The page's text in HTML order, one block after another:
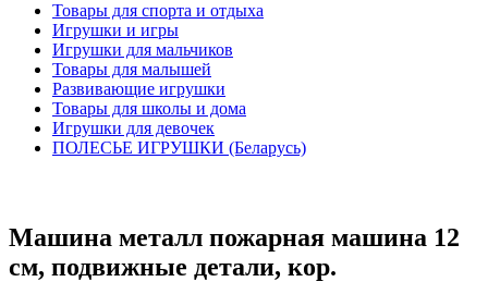
Товары для спорта и отдыха
Игрушки и игры
Игрушки для мальчиков
Товары для малышей
Развивающие игрушки
Товары для школы и дома
Игрушки для девочек
ПОЛЕСЬЕ ИГРУШКИ (Беларусь)
Машина металл пожарная машина 12
см, подвижные детали, кор.